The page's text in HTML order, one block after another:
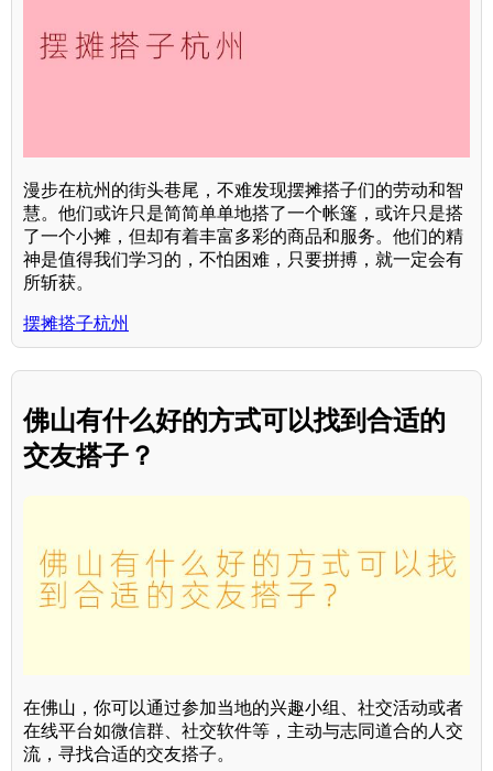
漫步在杭州的街头巷尾，不难发现摆摊搭子们的劳动和智
慧。他们或许只是简简单单地搭了一个帐篷，或许只是搭
了一个小摊，但却有着丰富多彩的商品和服务。他们的精
神是值得我们学习的，不怕困难，只要拼搏，就一定会有
所斩获。
摆摊搭子杭州
佛山有什么好的方式可以找到合适的
交友搭子？
在佛山，你可以通过参加当地的兴趣小组、社交活动或者
在线平台如微信群、社交软件等，主动与志同道合的人交
流，寻找合适的交友搭子。